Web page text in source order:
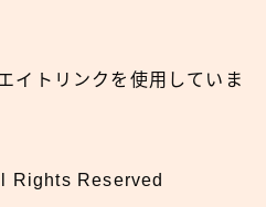
イトリンクを使用していま
Rights Reserved